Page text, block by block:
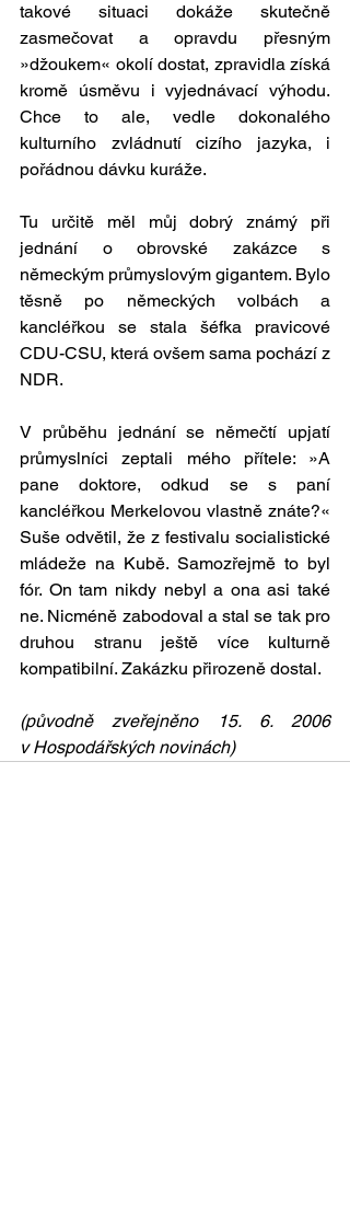
takové situaci dokáže skutečně
zasmečovat a opravdu přesným
»džoukem« okolí dostat, zpravidla získá
kromě úsměvu i vyjednávací výhodu.
Chce to ale, vedle dokonalého
kulturního zvládnutí cizího jazyka, i
pořádnou dávku kuráže.
Tu určitě měl můj dobrý známý při
jednání o obrovské zakázce s
německým průmyslovým gigantem. Bylo
těsně po německých volbách a
kancléřkou se stala šéfka pravicové
CDU-CSU, která ovšem sama pochází z
NDR.
V průběhu jednání se němečtí upjatí
průmyslníci zeptali mého přítele: »A
pane doktore, odkud se s paní
kancléřkou Merkelovou vlastně znáte?«
Suše odvětil, že z festivalu socialistické
mládeže na Kubě. Samozřejmě to byl
fór. On tam nikdy nebyl a ona asi také
ne. Nicméně zabodoval a stal se tak pro
druhou stranu ještě více kulturně
kompatibilní. Zakázku přirozeně dostal.
(původně zveřejněno 15. 6. 2006
v Hospodářských novinách)